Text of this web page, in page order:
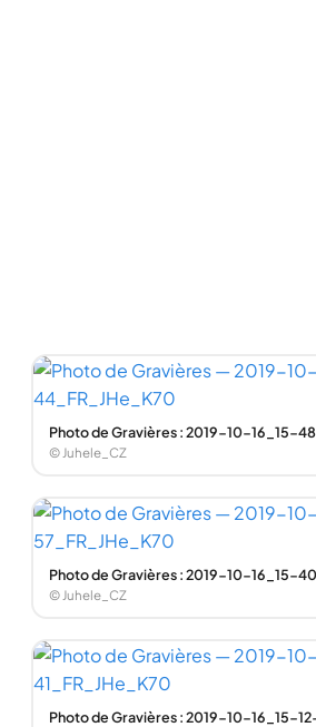
Photo de Gravières : 2019-10-16_15-
© Juhele_CZ
Photo de Gravières : 2019-10-16_15-
© Juhele_CZ
Photo de Gravières : 2019-10-16_15-